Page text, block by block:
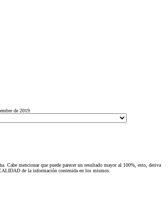
de 2019.
Cabe mencionar que puede parecer un resultado mayor al 100%, esto, deriva
de la información contenida en los mismos.